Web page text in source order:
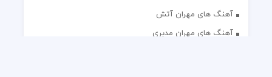
آهنگ های مهران آتش
آهنگ های مهران مدیری